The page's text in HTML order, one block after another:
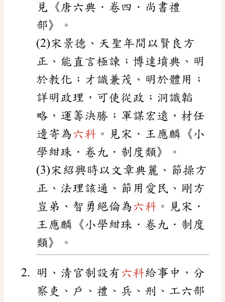
見《唐六典．卷四．尚書禮
部》。
(2)宋景德、天聖年間以賢良方
正、能直言極諫；博達墳典、明
於教化；才識兼茂、明於體用；
詳明政理，可使從政；洞識韜
略，運籌決勝；軍謀宏遠，材任
邊寄為六科 。見宋．王應麟《小
學紺珠．卷九．制度類》。
(3)宋紹興時以文章典麗、節操方
正、法理該通、節用愛民、剛方
豈弟、智勇絕倫為六科 。見宋．
王應麟《小學紺珠．卷九．制度
類》。
明、清官制設有 六科給事中，分
察吏、戶、禮、兵、刑、工六部